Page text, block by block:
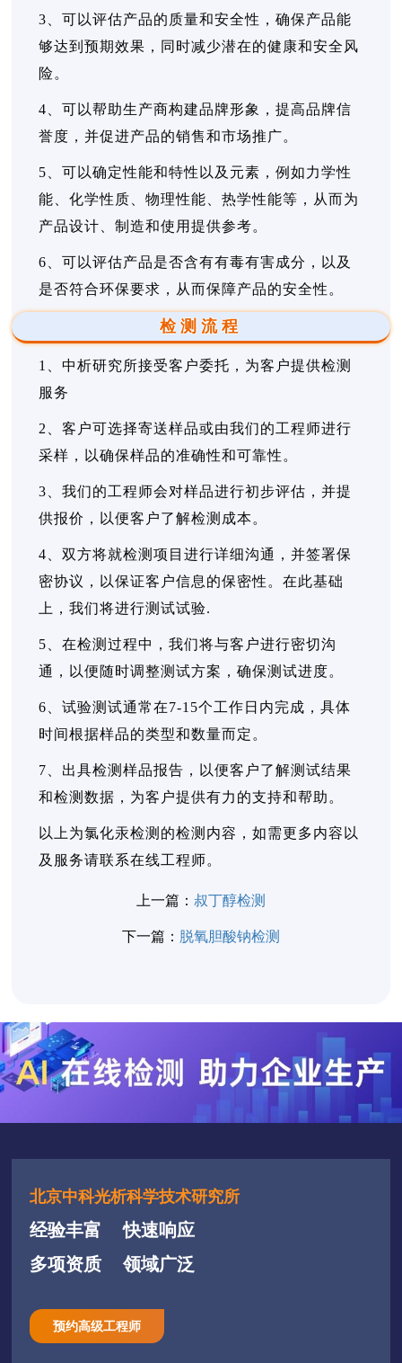
3、可以评估产品的质量和安全性，确保产品能
够达到预期效果，同时减少潜在的健康和安全风
险。
4、可以帮助生产商构建品牌形象，提高品牌信
誉度，并促进产品的销售和市场推广。
5、可以确定性能和特性以及元素，例如力学性
能、化学性质、物理性能、热学性能等，从而为
产品设计、制造和使用提供参考。
6、可以评估产品是否含有有毒有害成分，以及
是否符合环保要求，从而保障产品的安全性。
检测流程
1、中析研究所接受客户委托，为客户提供检测
服务
2、客户可选择寄送样品或由我们的工程师进行
采样，以确保样品的准确性和可靠性。
3、我们的工程师会对样品进行初步评估，并提
供报价，以便客户了解检测成本。
4、双方将就检测项目进行详细沟通，并签署保
密协议，以保证客户信息的保密性。在此基础
上，我们将进行测试试验.
5、在检测过程中，我们将与客户进行密切沟
通，以便随时调整测试方案，确保测试进度。
6、试验测试通常在7-15个工作日内完成，具体
时间根据样品的类型和数量而定。
7、出具检测样品报告，以便客户了解测试结果
和检测数据，为客户提供有力的支持和帮助。
以上为氯化汞检测的检测内容，如需更多内容以
及服务请联系在线工程师。
上一篇： 叔丁醇检测
下一篇： 脱氧胆酸钠检测
北京中科光析科学技术研究所
经验丰富
快速响应
多项资质
领域广泛
预约高级工程师